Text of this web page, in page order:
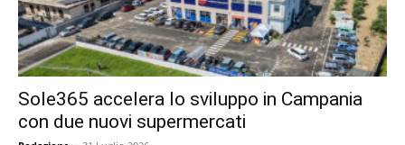
Sole365 accelera lo sviluppo in Campania
con due nuovi supermercati